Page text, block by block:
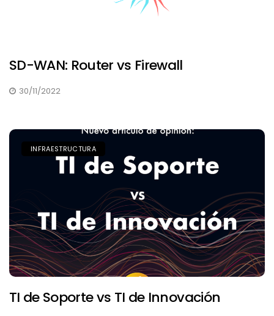
SD-WAN: Router vs Firewall
30/11/2022
INFRAESTRUCTURA
TI de Soporte vs TI de Innovación